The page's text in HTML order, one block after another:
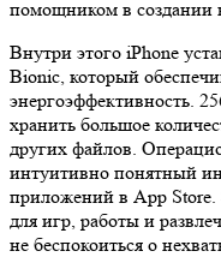
помощником в создании
Внутри этого iPhone
Bionic, который
энергоэффективность.
хранить большое
других файлов.
интуитивно понятный
приложений в App Store.
для игр, работы и
не беспокоиться о